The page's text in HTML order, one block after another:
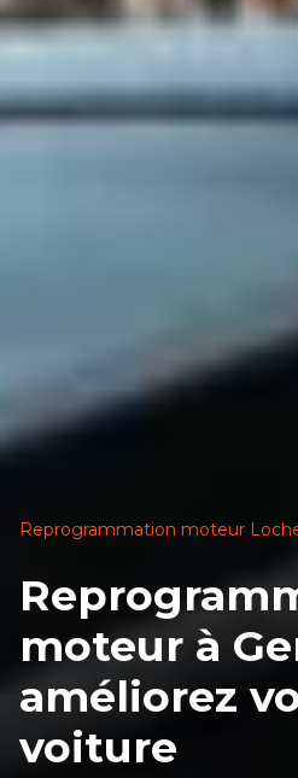
Reprogrammation moteur
moteur à
améliorez
voiture